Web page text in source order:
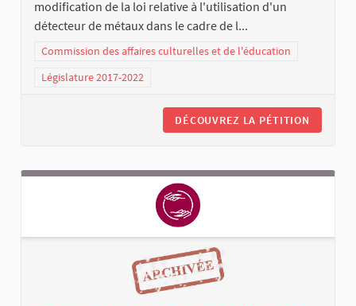
modification de la loi relative à l'utilisation d'un
détecteur de métaux dans le cadre de l...
Commission des affaires culturelles et de l'éducation
Législature 2017-2022
DÉCOUVREZ LA PÉTITION